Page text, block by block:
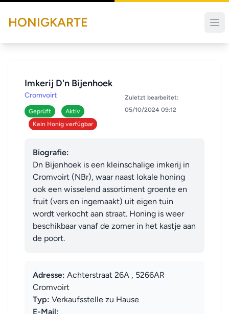
HONIGKARTE
Imkerij D'n Bijenhoek
Cromvoirt
Geprüft
Aktiv
Kein Honig verfügbar
Zuletzt bearbeitet:
05/10/2024 09:12
Biografie:
Dn Bijenhoek is een kleinschalige imkerij in
Cromvoirt (NBr), waar naast lokale honing
ook een wisselend assortiment groente en
fruit (vers en ingemaakt) uit eigen tuin
wordt verkocht aan straat. Honing is weer
beschikbaar vanaf de zomer in het kastje aan
de poort.
Adresse: Achterstraat 26A , 5266AR
Cromvoirt
Typ: Verkaufsstelle zu Hause
E-Mail: